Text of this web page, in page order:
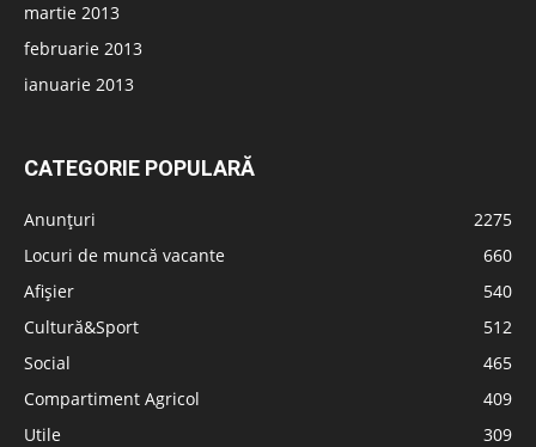
martie 2013
februarie 2013
ianuarie 2013
CATEGORIE POPULARĂ
Anunțuri
2275
Locuri de muncă vacante
660
Afișier
540
Cultură&Sport
512
Social
465
Compartiment Agricol
409
Utile
309